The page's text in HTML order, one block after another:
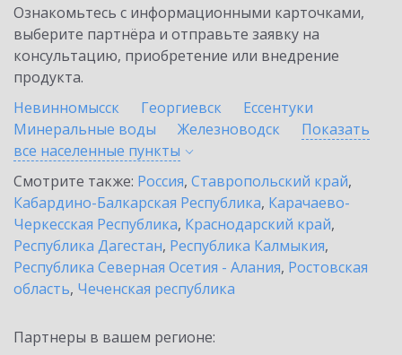
Ознакомьтесь с информационными карточками,
выберите партнёра и отправьте заявку на
консультацию, приобретение или внедрение
продукта.
Невинномысск
Георгиевск
Ессентуки
Минеральные воды
Железноводск
Показать
все населенные пункты
Смотрите также: Россия, Ставропольский край,
Кабардино-Балкарская Республика, Карачаево-
Черкесская Республика, Краснодарский край,
Республика Дагестан, Республика Калмыкия,
Республика Северная Осетия - Алания, Ростовская
область, Чеченская республика
Партнеры в вашем регионе: